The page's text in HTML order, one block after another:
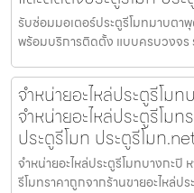
รับซ่อมมอเตอร์ประตูรีโมทมาบตา
พร้อมบริการติดตั้ง แบบครบวงจร
จำหน่ายอะไหล่ประตูรีโมท
จำหน่ายอะไหล่ประตูรีโม
ประตูรีโมท ประตูรีโมท
จำหน่ายอะไหล่ประตูรีโมทบางกะปิ
รีโมทราคาถูกจากร้านขายอะไหล่ป